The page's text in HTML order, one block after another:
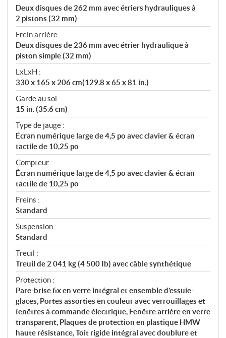
Deux disques de 262 mm avec étriers hydrauliques à
2 pistons (32 mm)
Frein arrière :
Deux disques de 236 mm avec étrier hydraulique à
piston simple (32 mm)
LxLxH :
330 x 165 x 206 cm(129.8 x 65 x 81 in.)
Garde au sol :
15 in. (35.6 cm)
Type de jauge :
Écran numérique large de 4,5 po avec clavier & écran
tactile de 10,25 po
Compteur :
Écran numérique large de 4,5 po avec clavier & écran
tactile de 10,25 po
Freins :
Standard
Suspension :
Standard
Treuil :
Treuil de 2 041 kg (4 500 Ib) avec câble synthétique
Protection :
Pare-brise fix en verre intégral et ensemble d’essuie-
glaces, Portes assorties en couleur avec verrouillages et
fenêtres à commande électrique, Fenêtre arrière en verre
transparent, Plaques de protection en plastique HMW
haute résistance, Toit rigide intégral avec doublure et